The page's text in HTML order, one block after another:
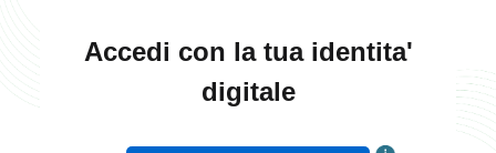
Accedi con la tua identita'
digitale